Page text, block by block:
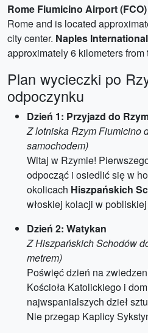
Rome Fiumicino Airport (FCO)
Rome and is located
city center. Naples
approximately 6 kilometers from
Plan wycieczki po
odpoczynku
Dzień 1: Przyjazd do
Z lotniska Rzym Fiumicino
samochodem)
Witaj w Rzymie!
odpocząć i osiedlić się w
okolicach Hiszpańskich
włoskiej kolacji w
Dzień 2: Watykan
Z Hiszpańskich Schodów
metrem)
Poświęć dzień na
Kościoła Katolickiego i
najwspanialszych dzieł
Nie przegap Kaplicy